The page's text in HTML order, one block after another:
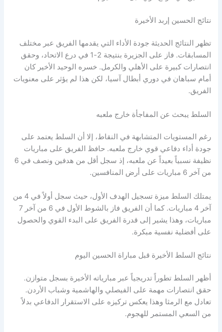
نتائج الحسين إربد الأخيرة
تظهر النتائج الحديثة جودة الأداء التي يقدمها الفريق عبر مختلف
المسابقات. فاز على الجزيرة بنتيجة 2-1 في درع الاتحاد، وحقق
انتصارات كبيرة على الأهلي والكرمل. خسره الوحيد الأخير كان
أمام سباهان في دوري أبطال آسيا، لكن هذا لم يؤثر على معنويات
الفريق.
السلط يبحث عن المفاجأة خارج ملعبه
رغم المستويات المتشابهة في النقاط، إلا أن السلط يعتمد على
جودة أداء دفاعي قوي خارج ملعبه. حافظ الفريق على مباريات
نظيفة نسبياً بعيداً عن ملعبه، إذ سجل أقل من هدفين ونصف في 6
من آخر 6 مباريات على أرض المنافسين.
يمتلك السلط ميزة تسجيل الهدف الأول، حيث سجل أولاً في 4 من
آخر 4 مباريات. كما أن الفريق فاز بالشوط الأول في 6 من آخر 7
مباريات، وهذا يشير إلى قدرة الفريق على البدء القوي والحصول
على أفضلية نفسية مبكرة.
نتائج السلط الأخيرة قبل مباراة الحسين اليوم
أظهر السلط تطوراً تدريجياً عبر مبارياته الأخيرة بسجل متوازن.
حقق انتصارات مهمة على الفيصلي والهاشمية وشباب الأردن.
تعادل مع الرمثا وهذا يعكس تركيزه على الاستقرار الدفاعي بدلاً
من السعي المستمر للهجوم.